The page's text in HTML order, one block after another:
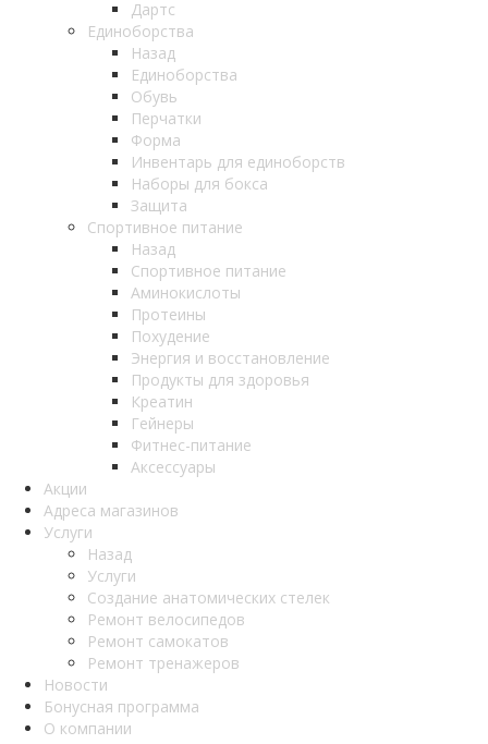
Дартс
Единоборства
Назад
Единоборства
Обувь
Перчатки
Форма
Инвентарь для единоборств
Наборы для бокса
Защита
Спортивное питание
Назад
Спортивное питание
Аминокислоты
Протеины
Похудение
Энергия и восстановление
Продукты для здоровья
Креатин
Гейнеры
Фитнес-питание
Аксессуары
Акции
Адреса магазинов
Услуги
Назад
Услуги
Создание анатомических стелек
Ремонт велосипедов
Ремонт самокатов
Ремонт тренажеров
Новости
Бонусная программа
О компании